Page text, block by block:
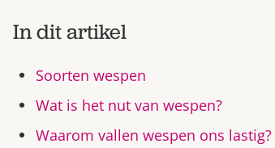
In dit artikel
Soorten wespen
Wat is het nut van wespen?
Waarom vallen wespen ons lastig?